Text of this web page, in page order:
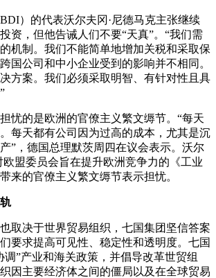
）的代表沃尔夫冈·尼德马克主张继续
资，但他告诫人们不要“天真”。“我们需
机制。我们不能简单地增加关税和采取保
国公司和中小企业受到的影响并不相同。
方案。我们必须采取明智、有针对性且具
忧的是欧洲的官僚主义繁文缛节。“每天
每天都有公司因为过高的成本，尤其是沉
”，德国总理默茨周四在议会表示。沃尔
欧盟委员会旨在提升欧洲竞争力的《工业
来的官僚主义繁文缛节表示担忧。
取决于世界贸易组织，七国集团坚信答案
要求提高可见性、稳定性和透明度。七国
调”产业和海关政策，并倡导改革世贸组
因主要经济体之间的僵局以及在全球贸易